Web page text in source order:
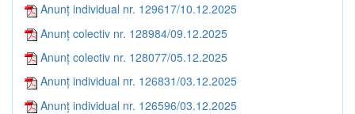
Anunț individual nr. 129617/10.12.2025
Anunț colectiv nr. 128984/09.12.2025
Anunț colectiv nr. 128077/05.12.2025
Anunț individual nr. 126831/03.12.2025
Anunț individual nr. 126596/03.12.2025